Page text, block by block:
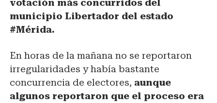
votación más concurridos del
municipio Libertador del estado
#Mérida.
En horas de la mañana no se reportaron
irregularidades y había bastante
concurrencia de electores, aunque
algunos reportaron que el proceso era